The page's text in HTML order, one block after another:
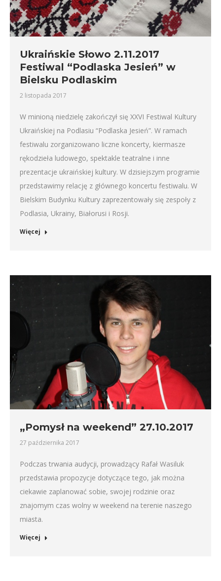
Ukraińskie Słowo 2.11.2017
Festiwal “Podlaska Jesień” w
Bielsku Podlaskim
2 listopada 2017
W minioną niedzielę zakończył się XXVI Festiwal Kultury
Ukraińskiej na Podlasiu “Podlaska Jesień”. W ramach
festiwalu zorganizowano liczne koncerty, kiermasze
rękodzieła ludowego, spektakle teatralne i inne
prezentacje ukraińskiej kultury. W dzisiejszym programie
przedstawimy relację z głównego koncertu festiwalu. W
Bielskim Budynku Kultury zaprezentowały się zespoły z
Podlasia, Ukrainy, Białorusi i Rosji.
Więcej
„Pomysł na weekend” 27.10.2017
27 października 2017
Podczas trwania audycji, prowadzący Rafał Wasiluk
przedstawia propozycje dotyczące tego, jak można
ciekawie zaplanować sobie, swojej rodzinie oraz
znajomym czas wolny w weekend na terenie naszego
miasta.
Więcej